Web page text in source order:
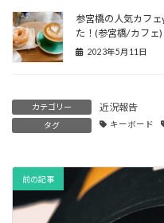
参宮橋の人気カフ
た！(参宮橋/カフェ)
2023年5月11日
カテゴリー 近況報告
タグ キーボード
前の記事